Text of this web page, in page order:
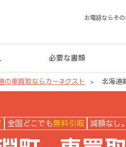
お電話ならそ
必要な書類
の車買取ならカーネクスト 北海道
全国どこでも無料引取 減額なし。